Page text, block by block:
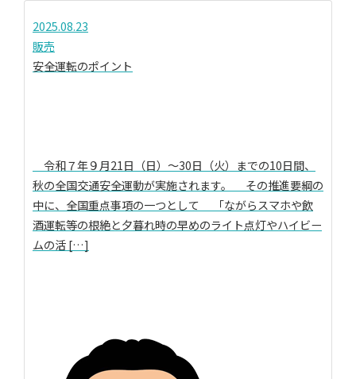
2025.08.23
販売
安全運転のポイント
令和７年９月21日（日）～30日（火）までの10日間、
秋の全国交通安全運動が実施されます。 その推進要綱の
中に、全国重点事項の一つとして 「ながらスマホや飲
酒運転等の根絶と夕暮れ時の早めのライト点灯やハイビー
ムの活 […]